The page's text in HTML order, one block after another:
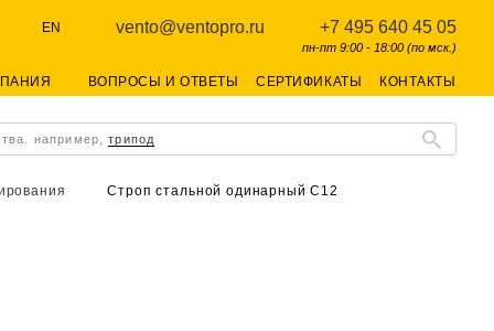
ВОПРОСЫ И ОТВЕТЫ СЕРТИФИКАТЫ КОНТАКТЫ
EN vento@ventopro.ru +7 495 640 45 05
пн-пт 9:00 - 18:00 (по мск.)
например,трипод
Строп стальной одинарный С12